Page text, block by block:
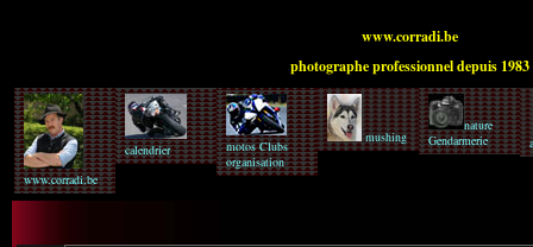
www.corradi.be
photographe professionnel depuis 1983
www.corradi.be
calendrier
motos Clubs
organisation
mushing
nature
Gendarmerie